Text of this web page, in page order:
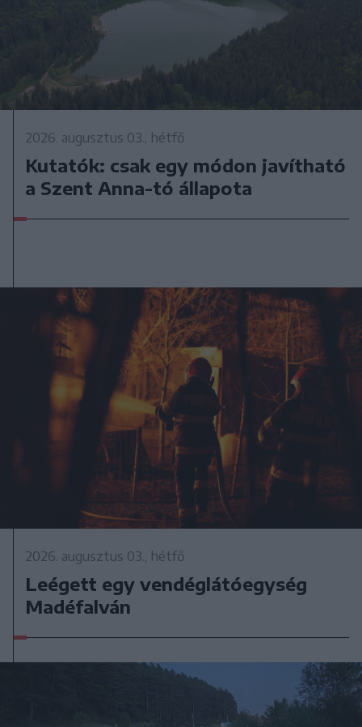
2026. augusztus 03., hétfő
Kutatók: csak egy módon javítható
a Szent Anna-tó állapota
2026. augusztus 03., hétfő
Leégett egy vendéglátóegység
Madéfalván